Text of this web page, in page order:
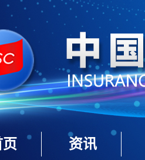
页 资讯